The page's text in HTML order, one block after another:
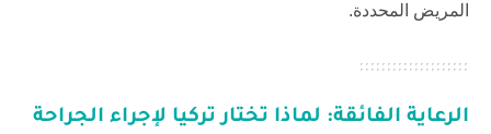
المريض المحددة.
الرعاية الفائقة: لماذا تختار تركيا لإجراء الجراحة